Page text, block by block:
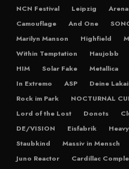
NCN Festival
Leipzig
Camouflage
And One
Marilyn Manson
Highfield
Within Temptation
Haujobb
HIM
Solar Fake Metallica
In Extremo
ASP Deine
Rock im Park
NOCTURNAL
Lord of the Lost
Donots
DE/VISION
Eisfabrik
Staubkind
Massiv in Mensch
Juno Reactor
Cardillac